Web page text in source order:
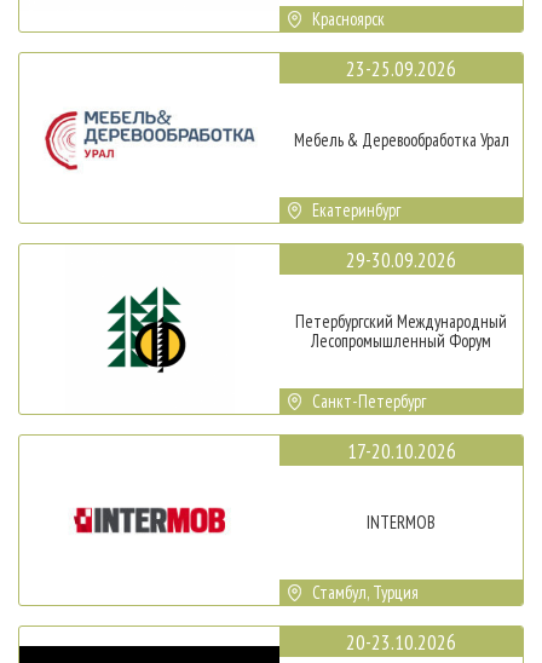
Красноярск
23-25.09.2026
Мебель & Деревообработка Урал
Екатеринбург
29-30.09.2026
Петербургский Международный
Лесопромышленный Форум
Санкт-Петербург
17-20.10.2026
INTERMOB
Стамбул, Турция
20-23.10.2026